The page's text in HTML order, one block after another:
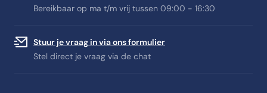
Bereikbaar op ma t/m vrij tussen 09:00 - 16:30
Stuur je vraag in via ons formulier
Stel direct je vraag via de chat